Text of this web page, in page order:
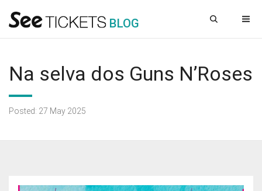
BLOG
Na selva dos Guns N’Roses
Posted: 27 May 2025